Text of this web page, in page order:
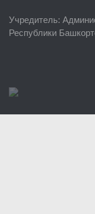
Районные УГЗ
Учредитель:
Республики